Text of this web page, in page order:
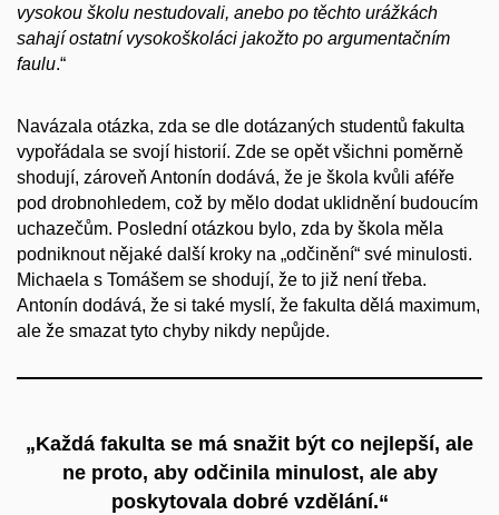
vysokou školu nestudovali, anebo po těchto urážkách
sahají ostatní vysokoškoláci jakožto po argumentačním
faulu.“
Navázala otázka, zda se dle dotázaných studentů fakulta
vypořádala se svojí historií. Zde se opět všichni poměrně
shodují, zároveň Antonín dodává, že je škola kvůli aféře
pod drobnohledem, což by mělo dodat uklidnění budoucím
uchazečům. Poslední otázkou bylo, zda by škola měla
podniknout nějaké další kroky na „odčinění“ své minulosti.
Michaela s Tomášem se shodují, že to již není třeba.
Antonín dodává, že si také myslí, že fakulta dělá maximum,
ale že smazat tyto chyby nikdy nepůjde.
„Každá fakulta se má snažit být co nejlepší, ale
ne proto, aby odčinila minulost, ale aby
poskytovala dobré vzdělání.“